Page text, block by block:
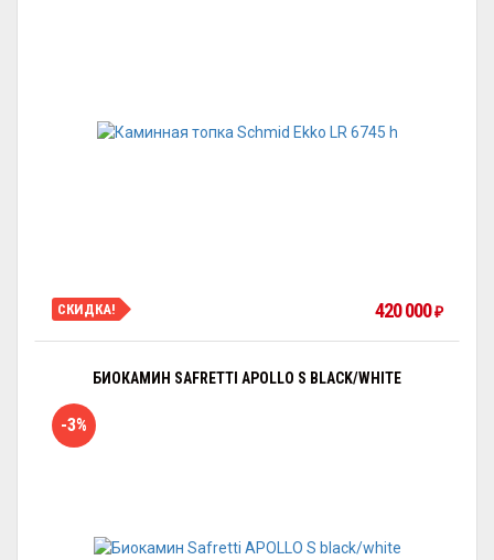
СКИДКА! 420 000₽
БИОКАМИН SAFRETTI APOLLO S BLACK/WHITE
-3%